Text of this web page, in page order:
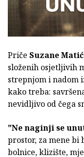
Priče Suzane Matić
složenih osjetljivih
strepnjom i nadom
kako treba:
nevidljivo od čega
"Ne naginji se
prostor, za mene
bolnice, klizište,